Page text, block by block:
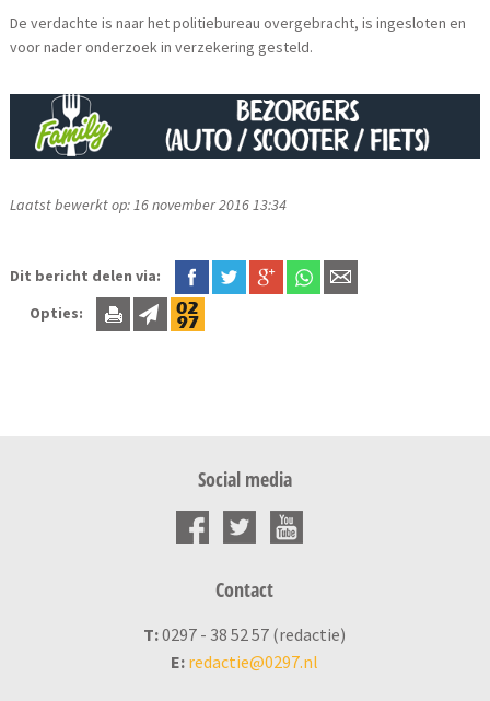
De verdachte is naar het politiebureau overgebracht, is ingesloten en
voor nader onderzoek in verzekering gesteld.
Laatst bewerkt op: 16 november 2016 13:34
Dit bericht delen via:
Opties:
Social media
Contact
T:0297 - 38 52 57 (redactie)
E: redactie@0297.nl